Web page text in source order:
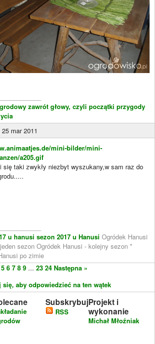
zawrót głowy, czyli początki przygody
mar 2011
mini-bilder/mini-
a205.gif
się taki zwykły niezbyt wyszukany,w sam raz do
u hanusi sezon 2017 u Hanusi Ogródek Hanusi
sezon Ogródek Hanusi - kolejny sezon *
po zimie
5 6 7 8 9 ... 23 24 Następna »
się, aby odpowiedzieć na ten wątek
Subskrybuj
RSS
Projekt i
wykonanie
Michał Młoźniak